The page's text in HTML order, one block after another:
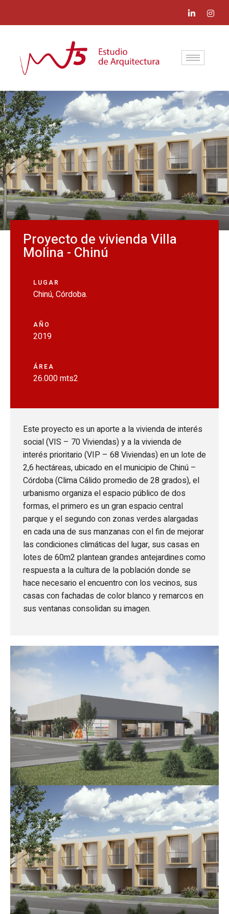
Proyecto de vivienda Villa
Molina - Chinú
LUGAR
Chinú, Córdoba.
AÑO
2019
ÁREA
26.000 mts2
Este proyecto es un aporte a la vivienda de interés
social (VIS – 70 Viviendas) y a la vivienda de
interés prioritario (VIP – 68 Viviendas) en un lote de
2,6 hectáreas, ubicado en el municipio de Chinú –
Córdoba (Clima Cálido promedio de 28 grados), el
urbanismo organiza el espacio público de dos
formas, el primero es un gran espacio central
parque y el segundo con zonas verdes alargadas
en cada una de sus manzanas con el fin de mejorar
las condiciones climáticas del lugar, sus casas en
lotes de 60m2 plantean grandes antejardines como
respuesta a la cultura de la población donde se
hace necesario el encuentro con los vecinos, sus
casas con fachadas de color blanco y remarcos en
sus ventanas consolidan su imagen.